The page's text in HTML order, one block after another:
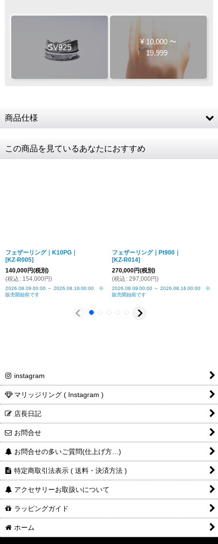
SV925
¥ 10,000 〜
19,999
商品仕様
リングサイズ 1〜18号
この商品を見ているあなたにおすすめ
フェザーリング｜K10PG｜
[KZ-R005]
140,000円(税別)
(税込 : 154,000円)
2026.08.09 00:00 ～ 2026.08.16 00:00 ※
販売開始前です
フェザーリング｜Pt900｜
[KZ-R014]
270,000円(税別)
(税込 : 297,000円)
2026.08.09 00:00 ～ 2026.08.16 00:00 ※
販売開始前です
instagram
マリッジリング ( Instagram )
店長日記
お問合せ
お問合せの多いご質問(仕上げ方…)
特定商取引法表示 ( 送料・決済方法 )
アクセサリーお取扱いについて
ラッピングガイド
ホーム